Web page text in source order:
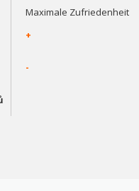
Maximale Zufriedenheit
+
-